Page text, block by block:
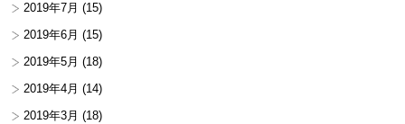
2019年7月 (15)
2019年6月 (15)
2019年5月 (18)
2019年4月 (14)
2019年3月 (18)